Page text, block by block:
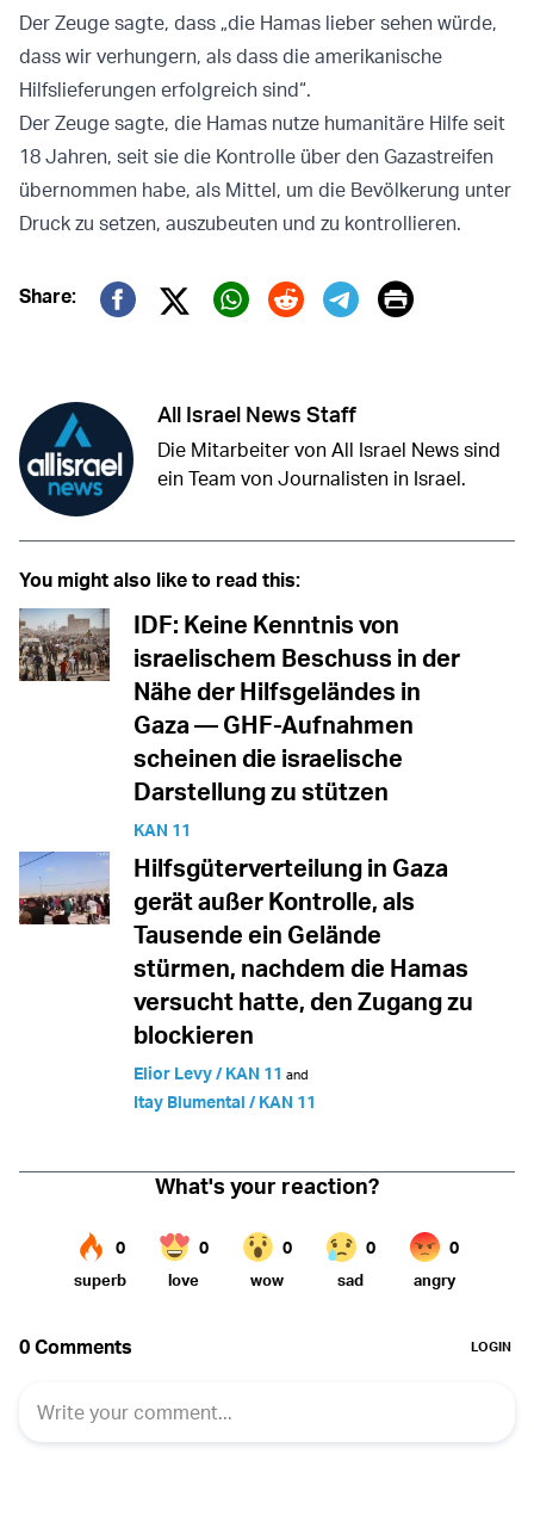
Der Zeuge sagte, dass „die Hamas lieber sehen würde,
dass wir verhungern, als dass die amerikanische
Hilfslieferungen erfolgreich sind“.
Der Zeuge sagte, die Hamas nutze humanitäre Hilfe seit
18 Jahren, seit sie die Kontrolle über den Gazastreifen
übernommen habe, als Mittel, um die Bevölkerung unter
Druck zu setzen, auszubeuten und zu kontrollieren.
Share:
Twitter (X)
Print
All Israel News Staff
Die Mitarbeiter von All Israel News sind
ein Team von Journalisten in Israel.
You might also like to read this:
IDF: Keine Kenntnis von
israelischem Beschuss in der
Nähe der Hilfsgeländes in
Gaza — GHF-Aufnahmen
scheinen die israelische
Darstellung zu stützen
KAN 11
Hilfsgüterverteilung in Gaza
gerät außer Kontrolle, als
Tausende ein Gelände
stürmen, nachdem die Hamas
versucht hatte, den Zugang zu
blockieren
Elior Levy / KAN 11 and
Itay Blumental / KAN 11